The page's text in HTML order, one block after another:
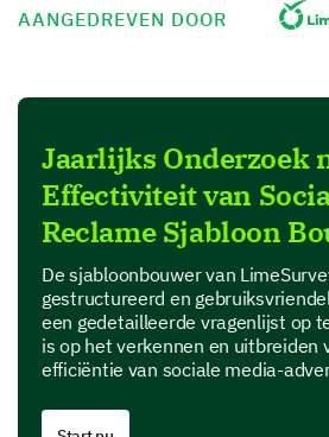
In this section, we are interested
on specific features of our product.
Which features of our product
useful? (Select all that apply)
Feature A
Feature B
Feature C
AANGEDREVEN DOOR
Jaarlijks Onderzoek
Effectiviteit van
Reclame Sjabloon
De sjabloonbouwer van
gestructureerd en
een gedetailleerde vragenlijst op
is op het verkennen en uitbreiden
efficiëntie van sociale media-